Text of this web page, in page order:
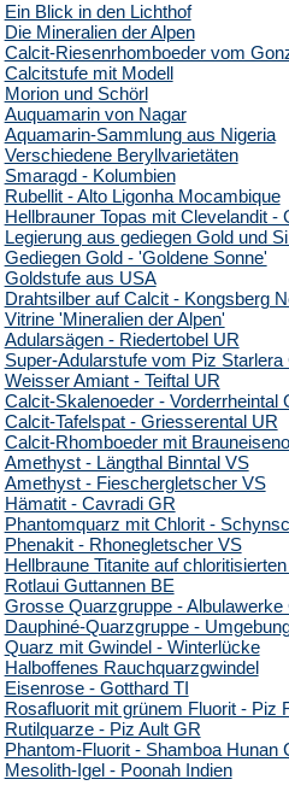
Ein Blick in den Lichthof
Die Mineralien der Alpen
Calcit-Riesenrhomboeder vom
Calcitstufe mit Modell
Morion und Schörl
Auquamarin von Nagar
Aquamarin-Sammlung aus Nigeria
Verschiedene Beryllvarietäten
Smaragd - Kolumbien
Rubellit - Alto Ligonha Mocambique
Hellbrauner Topas mit Clevelandit -
Legierung aus gediegen Gold und
Gediegen Gold - 'Goldene Sonne'
Goldstufe aus USA
Drahtsilber auf Calcit - Kongsberg
Vitrine 'Mineralien der Alpen'
Adularsägen - Riedertobel UR
Super-Adularstufe vom Piz Starlera
Weisser Amiant - Teiftal UR
Calcit-Skalenoeder - Vorderrheintal
Calcit-Tafelspat - Griesserental UR
Calcit-Rhomboeder mit
Amethyst - Längthal Binntal VS
Amethyst - Fieschergletscher VS
Hämatit - Cavradi GR
Phantomquarz mit Chlorit -
Phenakit - Rhonegletscher VS
Hellbraune Titanite auf
Rotlaui Guttannen BE
Grosse Quarzgruppe - Albulawerke
Dauphiné-Quarzgruppe -
Quarz mit Gwindel - Winterlücke
Halboffenes Rauchquarzgwindel
Eisenrose - Gotthard TI
Rosafluorit mit grünem Fluorit - Piz
Rutilquarze - Piz Ault GR
Phantom-Fluorit - Shamboa Hunan
Mesolith-Igel - Poonah Indien